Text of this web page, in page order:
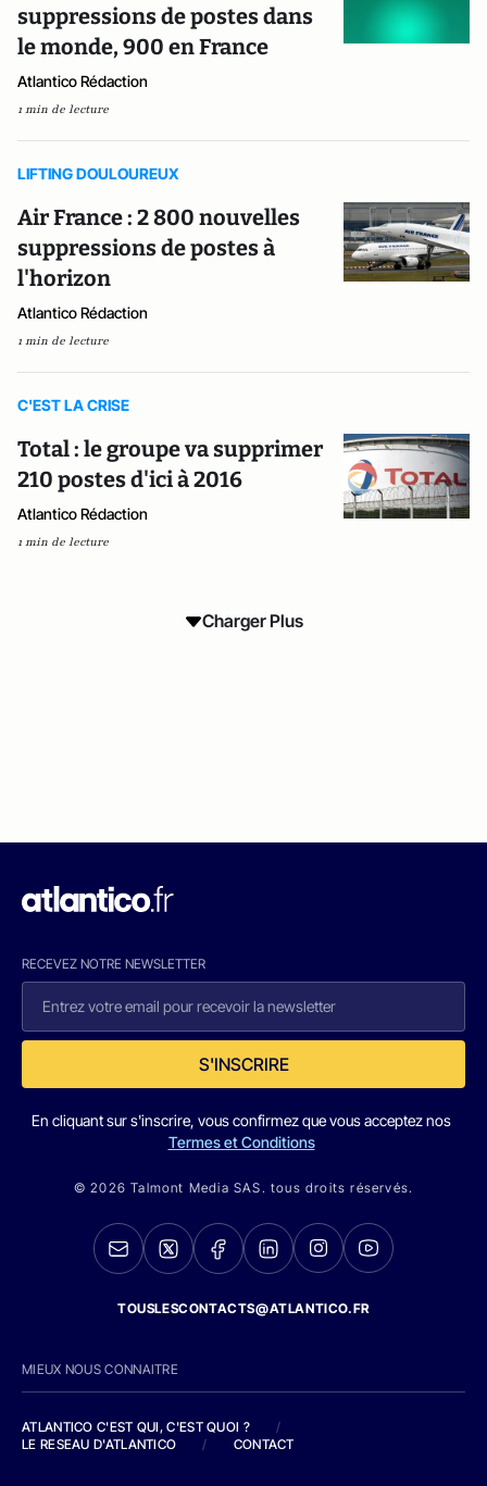
suppressions de postes dans
le monde, 900 en France
Atlantico Rédaction
1 min de lecture
LIFTING DOULOUREUX
Air France : 2 800 nouvelles
suppressions de postes à
l'horizon
Atlantico Rédaction
1 min de lecture
C'EST LA CRISE
Total : le groupe va supprimer
210 postes d'ici à 2016
Atlantico Rédaction
1 min de lecture
Charger Plus
RECEVEZ NOTRE NEWSLETTER
S'INSCRIRE
En cliquant sur s'inscrire, vous confirmez que vous acceptez nos
Termes et Conditions
© 2026 Talmont Media SAS. tous droits réservés.
TOUSLESCONTACTS@ATLANTICO.FR
MIEUX NOUS CONNAITRE
ATLANTICO C'EST QUI, C'EST QUOI ?
/
LE RESEAU D'ATLANTICO
/ CONTACT